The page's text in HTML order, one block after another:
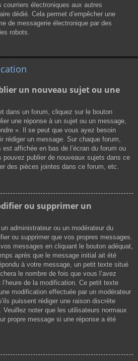
électroniques aux autres
dédié. Cela permet d’empêcher une
de messagerie électronique par des
robots.
un nouveau sujet ou une
dans un forum, cliquez sur le bouton
une réponse à un sujet ou un message,
». Il se peut que vous ayez besoin
rédiger un message. Sur chaque forum,
affichée en bas de l’écran du forum ou
publier de nouveaux sujets dans ce
des pièces jointes dans ce forum, etc.
ou supprimer un
administrateur ou un modérateur du
ou supprimer que vos propres messages.
messages en cliquant le bouton adéquat,
après que le message initial ait été
à votre message, un petit texte situé
le nombre de fois que vous l’avez
de la modification. Ce petit texte
modification effectuée par un modérateur
puissent rédiger une raison discrète
noter que les utilisateurs normaux
propre message si une réponse a été